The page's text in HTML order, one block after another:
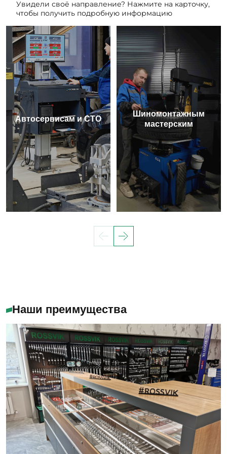
Увидели своё направление? Нажмите на карточку,
чтобы получить подробную информацию
Автосервисам и СТО
Шиномонтажным
мастерским
Наши преимущества